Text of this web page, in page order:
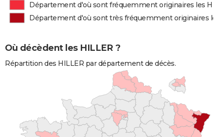
Département d'où sont fréquemment originaires les
Département d'où sont très fréquemment originaires
Où décèdent les HILLER ?
Répartition des HILLER par département de décès.